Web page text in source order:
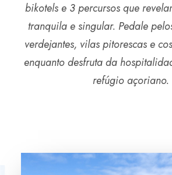
SEARCH
bikotels e 3 percursos que
tranquila e singular. Pedale
verdejantes, vilas pitorescas e
enquanto desfruta da
refúgio açoriano.